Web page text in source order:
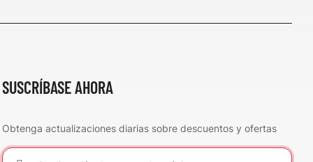
SUSCRÍBASE AHORA
Obtenga actualizaciones diarias sobre descuentos y ofertas